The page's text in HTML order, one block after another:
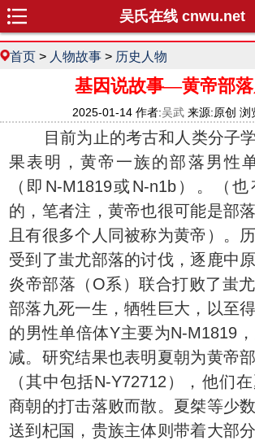
吴氏在线 cnwu.net
首页 > 人物故事 > 历史人物
基因说故事—黄帝部
2025-01-14 作者:吴武 来源:原创 浏
目前为止的考古和人类分子学
果表明，黄帝一族的部落男性
（即N-M1819或N-n1b）。（
的，笔者注，黄帝也很可能是部
且有很多个人同被称为黄帝）。
受到了蚩尤部落的讨伐，逐鹿中
炎帝部落（O系）联合打败了蚩
部落九死一生，牺牲巨大，以至
的男性单倍体Y主要为N-M1819
减。研究结果也表明夏朝为黄帝
（其中包括N-Y72712），他们
商朝的打击落败而散。夏桀等少
送到杞国，贵族主体则带着大部